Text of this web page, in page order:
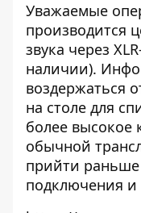
Уважаемые
производится
звука через
наличии).
воздержаться
на столе для
более высокое
обычной
прийти раньше
подключения и